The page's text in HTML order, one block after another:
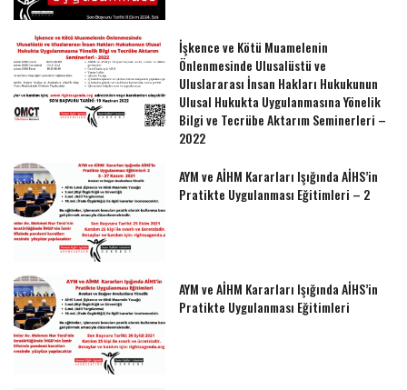
İşkence ve Kötü Muamelenin
Önlenmesinde Ulusalüstü ve
Uluslararası İnsan Hakları Hukukunun
Ulusal Hukukta Uygulanmasına Yönelik
Bilgi ve Tecrübe Aktarım Seminerleri –
2022
AYM ve AİHM Kararları Işığında AİHS’in
Pratikte Uygulanması Eğitimleri – 2
AYM ve AİHM Kararları Işığında AİHS’in
Pratikte Uygulanması Eğitimleri